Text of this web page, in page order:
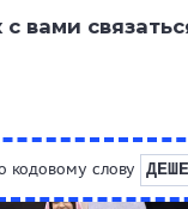
вами
кодовому слову